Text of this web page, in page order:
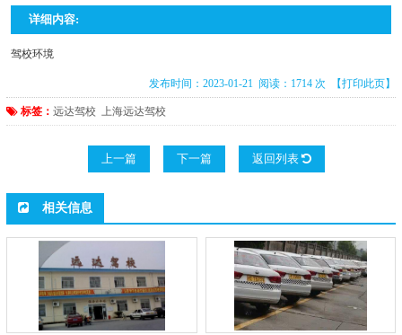
详细内容:
驾校环境
发布时间：2023-01-21 阅读：1714 次 【打印此页】
标签： 远达驾校 上海远达驾校
上一篇 下一篇 返回列表
相关信息